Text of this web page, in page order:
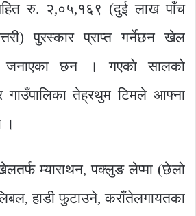
रु. २,०५,१६९ (दुई लाख पाँच
पुरस्कार प्राप्त गर्नेछन खेल
जनाएका छन । गएकाे सालको
तेह्रथुम टिमले आफ्ना
।
म्याराथन, पक्लुङ लेप्मा (छेलो
हाडी फुटाउने, कराँतेलगायतका